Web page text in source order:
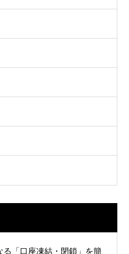
「口座凍結・閉鎖」を簡